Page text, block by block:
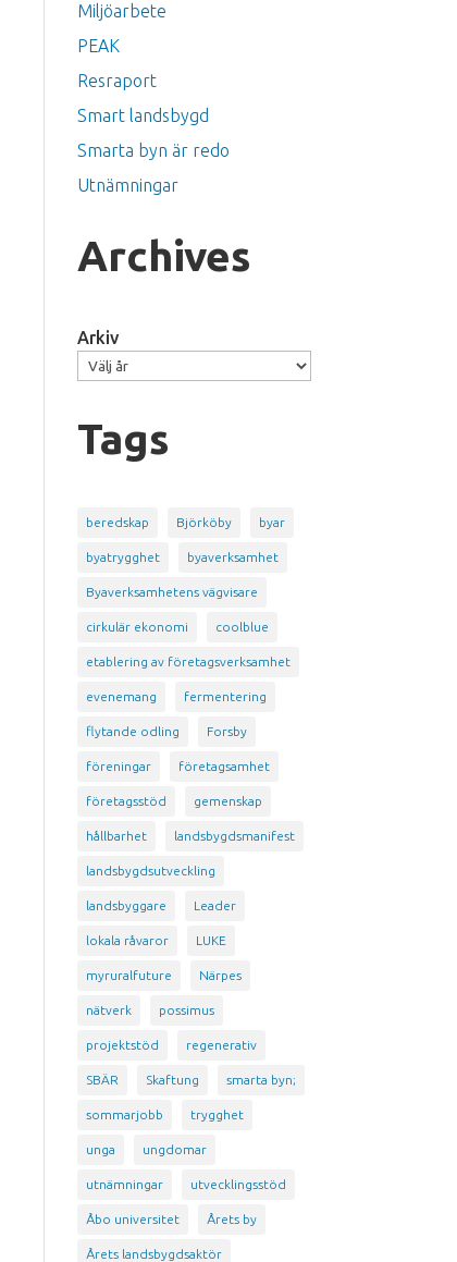
Miljöarbete
PEAK
Resraport
Smart landsbygd
Smarta byn är redo
Utnämningar
Archives
Arkiv
Tags
beredskap Björköby byar
byatrygghet byaverksamhet
Byaverksamhetens vägvisare
cirkulär ekonomi coolblue
etablering av företagsverksamhet
evenemang fermentering
flytande odling Forsby
föreningar företagsamhet
företagsstöd gemenskap
hållbarhet landsbygdsmanifest
landsbygdsutveckling
landsbyggare Leader
lokala råvaror LUKE
myruralfuture Närpes
nätverk possimus
projektstöd regenerativ
SBÄR Skaftung smarta byn;
sommarjobb trygghet
unga ungdomar
utnämningar utvecklingsstöd
Åbo universitet Årets by
Årets landsbygdsaktör